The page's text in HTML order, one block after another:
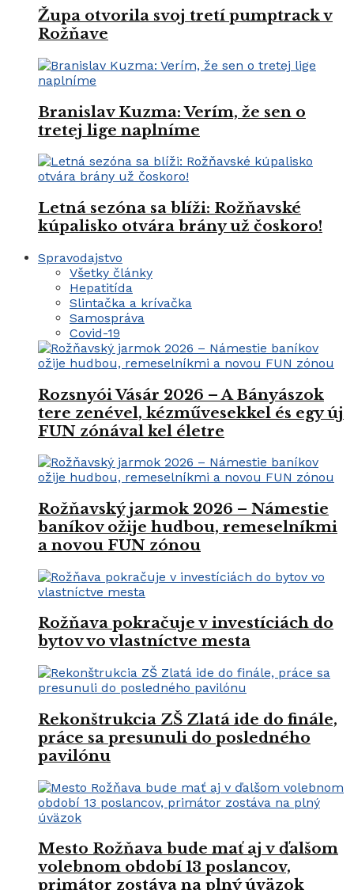
Župa otvorila svoj tretí pumptrack v
Rožňave
Branislav Kuzma: Verím, že sen o
tretej lige naplníme
Letná sezóna sa blíži: Rožňavské
kúpalisko otvára brány už čoskoro!
Spravodajstvo
Všetky články
Hepatitída
Slintačka a krívačka
Samospráva
Covid-19
Rozsnyói Vásár 2026 – A Bányászok
tere zenével, kézművesekkel és egy új
FUN zónával kel életre
Rožňavský jarmok 2026 – Námestie
baníkov ožije hudbou, remeselníkmi
a novou FUN zónou
Rožňava pokračuje v investíciách do
bytov vo vlastníctve mesta
Rekonštrukcia ZŠ Zlatá ide do finále,
práce sa presunuli do posledného
pavilónu
Mesto Rožňava bude mať aj v ďalšom
volebnom období 13 poslancov,
primátor zostáva na plný úväzok